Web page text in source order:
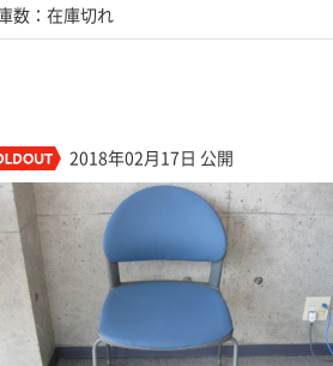
数：在庫切れ
2018年02月17日 公開